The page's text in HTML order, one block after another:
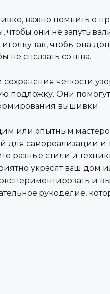
важно помнить о
чтобы они не
так, чтобы она
не сползать со шва.
четкости
подложку. Они
вышивки.
или опытным
самореализации и
разные стили и
украсят ваш дом
и
рукоделие,